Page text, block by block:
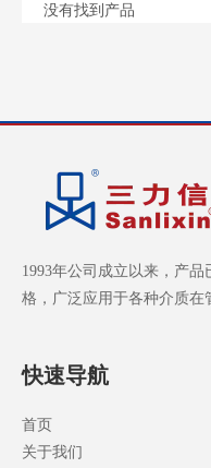
没有找到产品
1993年公司成立以来，产
格，广泛应用于各种介质在
快速导航
首页
关于我们